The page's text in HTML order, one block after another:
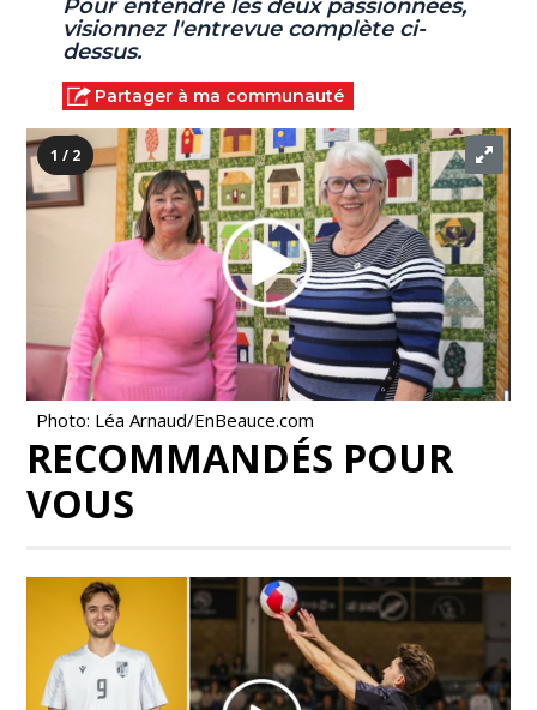
Pour entendre les deux passionnées,
visionnez l'entrevue complète ci-
dessus.
Partager à ma communauté
1 / 2
Photo: Léa Arnaud/EnBeauce.com
RECOMMANDÉS POUR
VOUS